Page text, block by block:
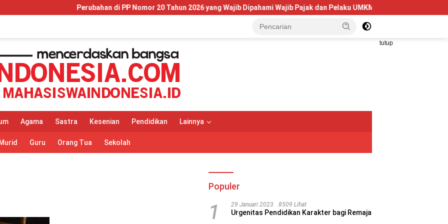
Perubahan di PP Nomor 20 Tahun 2026 yang Wajib Dipahami Wajib Pajak dan Pelaku UMKM Telkom University
tutup
Agama Sastra Kesenian Pendidikan Lainnya
Murid Guru Orang Tua Sekolah
Populer
1 29 Januari 2023 8509 Lihat
Urgenitas Pendidikan Karakter bagi Remaja